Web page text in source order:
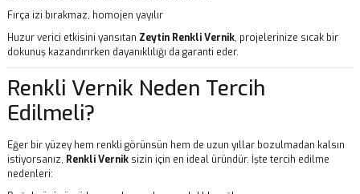
Fırça izi bırakmaz, homojen yayılır
Huzur verici etkisini yansıtan Zeytin Renkli Vernik, projelerinize sıcak bir
dokunuş kazandırırken dayanıklılığı da garanti eder.
Renkli Vernik Neden Tercih
Edilmeli?
Eğer bir yüzey hem renkli görünsün hem de uzun yıllar bozulmadan kalsın
istiyorsanız, Renkli Vernik sizin için en ideal üründür. İşte tercih edilme
nedenleri: